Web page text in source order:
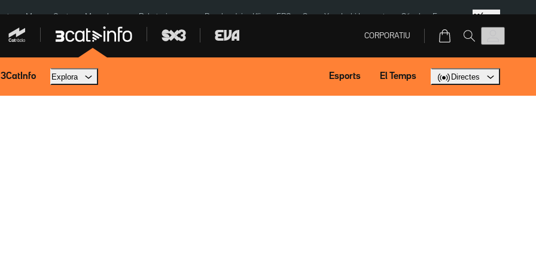
Menors Ceuta Mercabarna Robatoris coure Bombardejos Kíiv ERC SpaceX Isaki Lacuesta Sánchez Europa Més
CORPORATIU
3CatInfo Explora Esports El Temps Directes